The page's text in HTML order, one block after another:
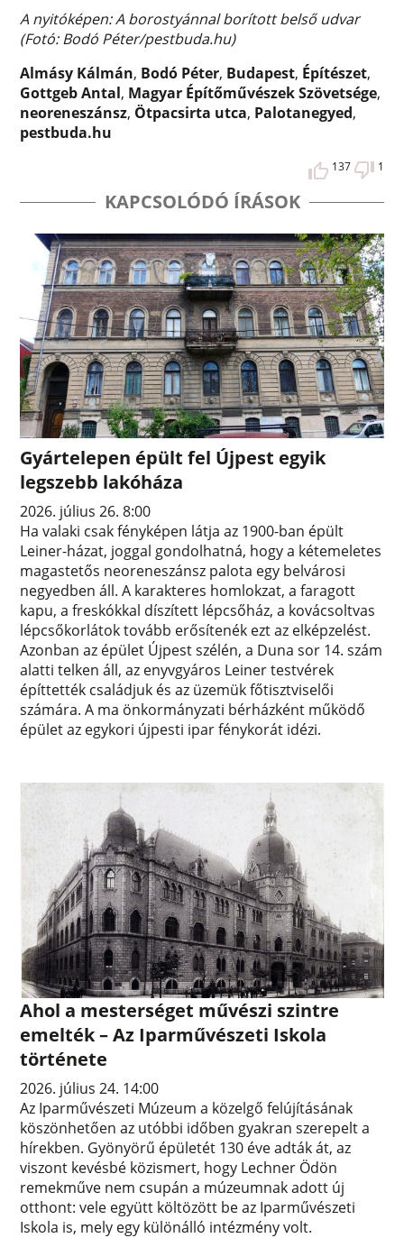
A nyitóképen: A borostyánnal borított belső udvar
(Fotó: Bodó Péter/pestbuda.hu)
Almásy Kálmán, Bodó Péter, Budapest, Építészet,
Gottgeb Antal, Magyar Építőművészek Szövetsége,
neoreneszánsz, Ötpacsirta utca, Palotanegyed,
pestbuda.hu
137 1
KAPCSOLÓDÓ ÍRÁSOK
Gyártelepen épült fel Újpest egyik
legszebb lakóháza
2026. július 26. 8:00
Ha valaki csak fényképen látja az 1900-ban épült
Leiner-házat, joggal gondolhatná, hogy a kétemeletes
magastetős neoreneszánsz palota egy belvárosi
negyedben áll. A karakteres homlokzat, a faragott
kapu, a freskókkal díszített lépcsőház, a kovácsoltvas
lépcsőkorlátok tovább erősítenék ezt az elképzelést.
Azonban az épület Újpest szélén, a Duna sor 14. szám
alatti telken áll, az enyvgyáros Leiner testvérek
építtették családjuk és az üzemük főtisztviselői
számára. A ma önkormányzati bérházként működő
épület az egykori újpesti ipar fénykorát idézi.
Ahol a mesterséget művészi szintre
emelték – Az Iparművészeti Iskola
története
2026. július 24. 14:00
Az Iparművészeti Múzeum a közelgő felújításának
köszönhetően az utóbbi időben gyakran szerepelt a
hírekben. Gyönyörű épületét 130 éve adták át, az
viszont kevésbé közismert, hogy Lechner Ödön
remekműve nem csupán a múzeumnak adott új
otthont: vele együtt költözött be az Iparművészeti
Iskola is, mely egy különálló intézmény volt.